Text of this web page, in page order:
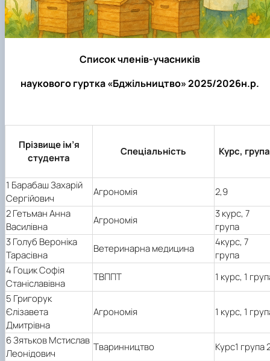
Список членів-учасників
наукового гуртка «Бджільництво» 2025/2026н.р.
Прізвище ім’я
студента
Спеціальність Курс, група
1 Барабаш Захарій
Сергійович
Агрономія
2,9
2 Гетьман Анна
Василівна
Агрономія
3 курс, 7
група
3 Голуб Вероніка
Тарасівна
Ветеринарна медицина
4курс, 7
група
4 Гоцик Софія
Станіславівна
ТВППТ
1 курс, 1
5 Григорук
Єлізавета
Дмитрівна
Агрономія 1 курс, 1
6 Зятьков Мстислав
Леонідович
Тваринництво
Курс1 група